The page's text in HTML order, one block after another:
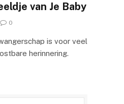
van Je Baby
0
is voor veel
herinnering.